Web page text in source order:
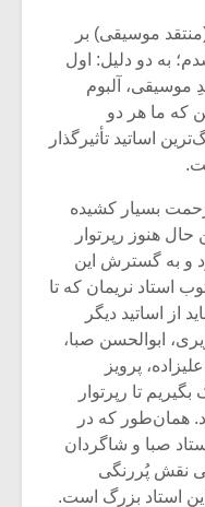
موسیقی) بر
خوشحال شدم؛ به دو دلیل: اول
موسیقی، آلبوم
که ما هر دو
اساتید تأثیرگذار
بسیار کشیده
هنوز رپرتوار
و به گسترش این
استاد نریمان که تا
از اساتید دیگر
ابوالحسن صبا،
پرویز
تا رپرتوار
همان‌طور که در
صبا و شاگردان
نقش پُررنگی
استاد بزرگ است.